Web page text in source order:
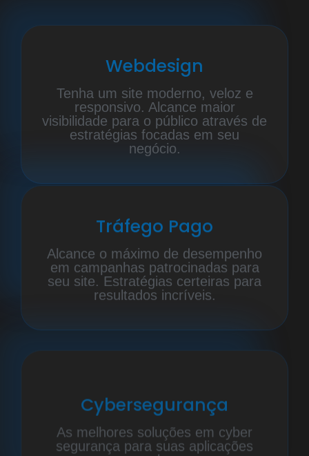
Webdesign
Tenha um site moderno, veloz e
responsivo. Alcance maior
visibilidade para o público através de
estratégias focadas em seu
negócio.
Tráfego Pago
Alcance o máximo de desempenho
em campanhas patrocinadas para
seu site. Estratégias certeiras para
resultados incríveis.
Cybersegurança
As melhores soluções em cyber
segurança para suas aplicações
web.